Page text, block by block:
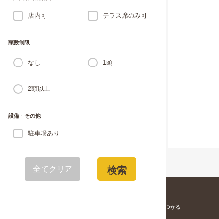
店内可 テラス席のみ可
頭数制限
なし 1頭
2頭以上
設備・その他
駐車場あり
全てクリア 検索
愛犬と寄りそう「家族」が見つかる